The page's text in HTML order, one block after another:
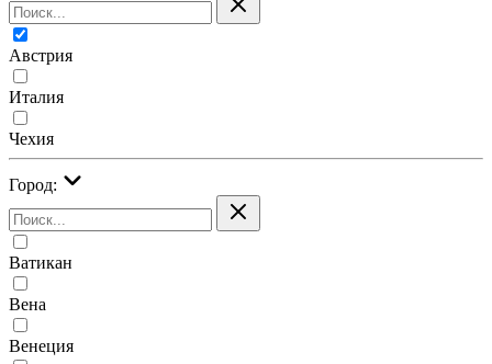
Австрия
Италия
Чехия
Город:
Ватикан
Вена
Венеция